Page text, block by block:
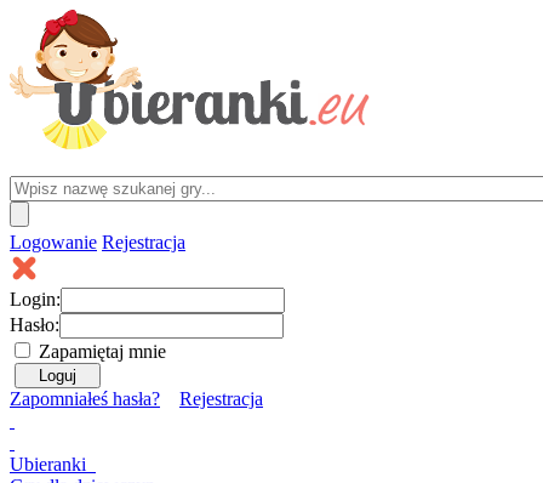
Logowanie Rejestracja
Login:
Hasło:
Zapamiętaj mnie
Zapomniałeś hasła? Rejestracja
Ubieranki